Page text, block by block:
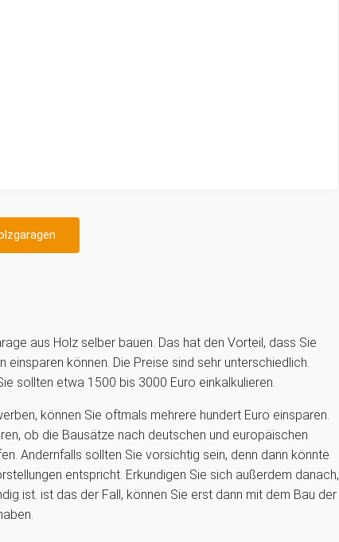
aus Holz selber bauen. Das hat den Vorteil, dass Sie
können. Die Preise sind sehr unterschiedlich.
sollten etwa 1500 bis 3000 Euro einkalkulieren.
können Sie oftmals mehrere hundert Euro einsparen.
ob die Bausätze nach deutschen und europäischen
Andernfalls sollten Sie vorsichtig sein, denn dann könnte
entspricht. Erkundigen Sie sich außerdem danach,
ist. ist das der Fall, können Sie erst dann mit dem Bau der